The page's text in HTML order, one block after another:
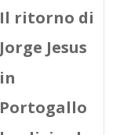
Il ritorno di
Jorge Jesus
in
Portogallo